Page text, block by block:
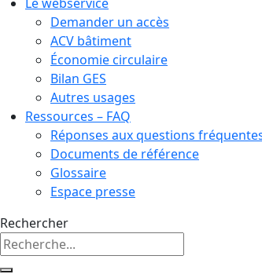
Demander un accès
ACV bâtiment
Économie circulaire
Bilan GES
Autres usages
Ressources – FAQ
Réponses aux questions
Documents de référence
Glossaire
Espace presse
Rechercher